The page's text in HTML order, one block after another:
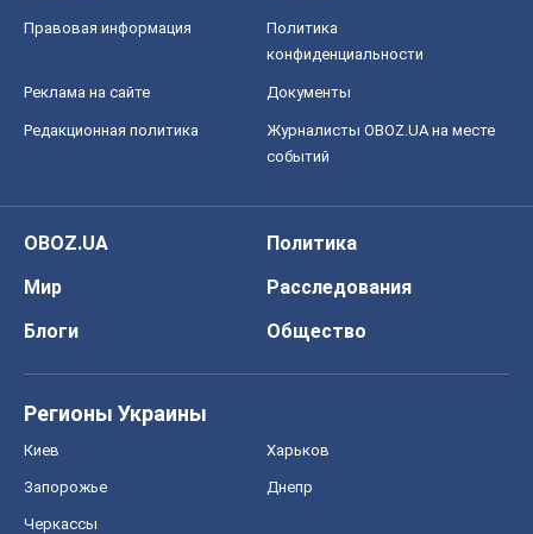
Правовая информация
Политика
конфиденциальности
Реклама на сайте Документы
Редакционная политика
Журналисты OBOZ.UA на месте
событий
OBOZ.UA
Политика
Мир
Расследования
Блоги
Общество
Регионы Украины
Киев Харьков
Запорожье Днепр
Черкассы